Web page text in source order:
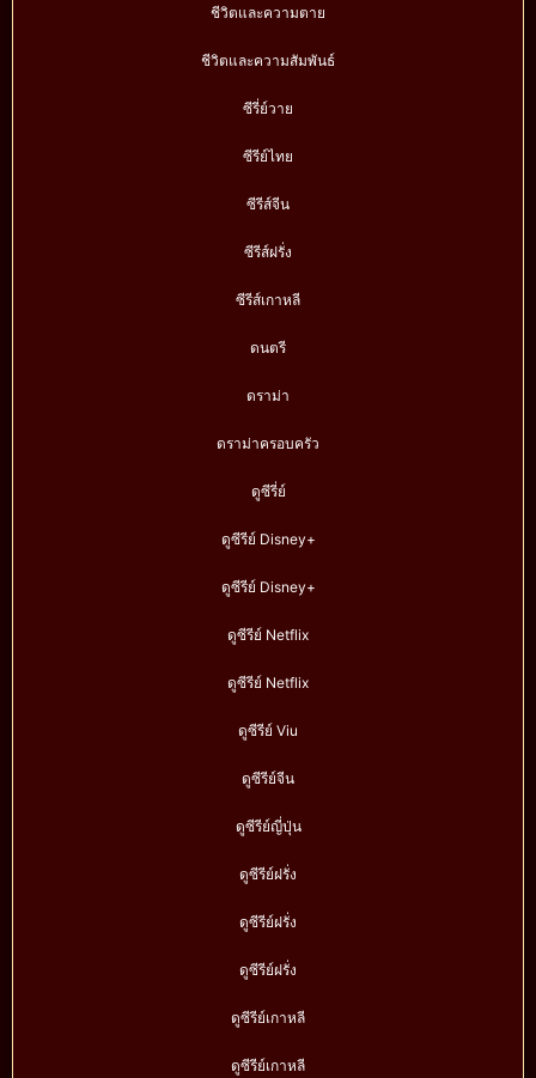
ชีวิตและความตาย
ชีวิตและความสัมพันธ์
ซีรี่ย์วาย
ซีรีย์ไทย
ซีรีส์จีน
ซีรีส์ฝรั่ง
ซีรีส์เกาหลี
ดนตรี
ดราม่า
ดราม่าครอบครัว
ดูซีรี่ย์
ดูซีรีย์ Disney+
ดูซีรีย์ Disney+
ดูซีรีย์ Netflix
ดูซีรีย์ Netflix
ดูซีรีย์ Viu
ดูซีรีย์จีน
ดูซีรีย์ญี่ปุ่น
ดูซีรีย์ฝรั่ง
ดูซีรีย์ฝรั่ง
ดูซีรีย์ฝรั่ง
ดูซีรีย์เกาหลี
ดูซีรีย์เกาหลี